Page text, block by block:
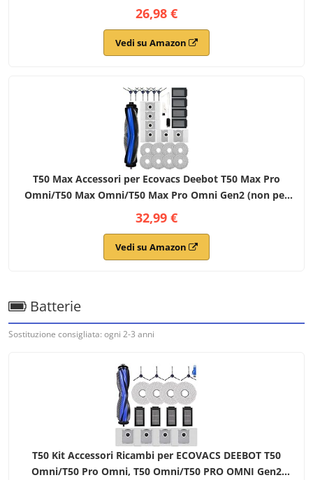
Principale,4 Spazzole Laterali,4 Filtri HEPA,6 Sacchetti
per Polvere,1 Strumento per la Pulizia
26,98 €
Vedi su Amazon
T50 Max Accessori per Ecovacs Deebot T50 Max Pro
Omni/T50 Max Omni/T50 Max Pro Omni Gen2 (non per
Ecovacs T50 Pro),ricambio: 8 panni per la pulizia, 6
sacchetti polvere,6 spazzole laterali-Yivy 27
32,99 €
Vedi su Amazon
Batterie
Sostituzione consigliata: ogni 2-3 anni
T50 Kit Accessori Ricambi per ECOVACS DEEBOT T50
Omni/T50 Pro Omni, T50 Omni/T50 PRO OMNI Gen2